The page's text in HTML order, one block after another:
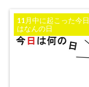
11月中に起こった今日
はなんの日